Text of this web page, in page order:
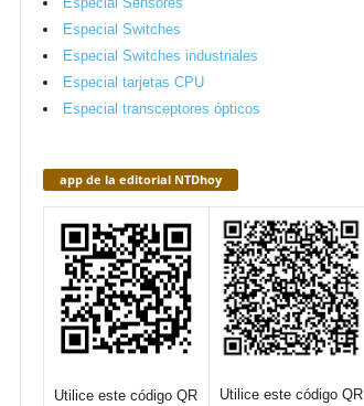
Especial Switches
Especial Switches industriales
Especial tarjetas CPU
Especial transceptores ópticos
app de la editorial NTDhoy
Utilice este código QR
Utilice este código QR